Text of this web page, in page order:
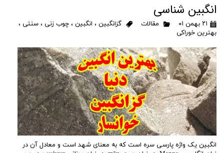
انگبین شناسی
۲۱ بهمن ۰۱ مقالات گزانگبین ، انگبین ، چوب زنی ، سنتی ،
بهترین خوراکی
​انگبین یک واژه پارسی سره است که به معنای شهد است و معادل آن در